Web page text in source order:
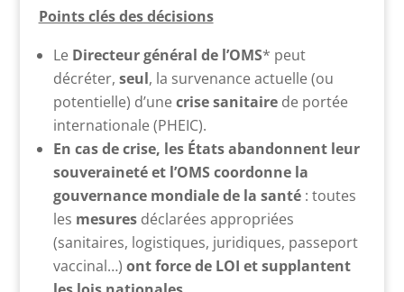
Points clés des décisions
Le Directeur général de l’OMS* peut
décréter, seul, la survenance actuelle (ou
potentielle) d’unecrise sanitairede portée
internationale (PHEIC).
En cas de crise, les États abandonnent leur
souveraineté et l’OMS coordonne la
gouvernance mondiale de la santé: toutes
les mesuresdéclarées appropriées
(sanitaires, logistiques, juridiques, passeport
vaccinal…) ont force de LOI et supplantent